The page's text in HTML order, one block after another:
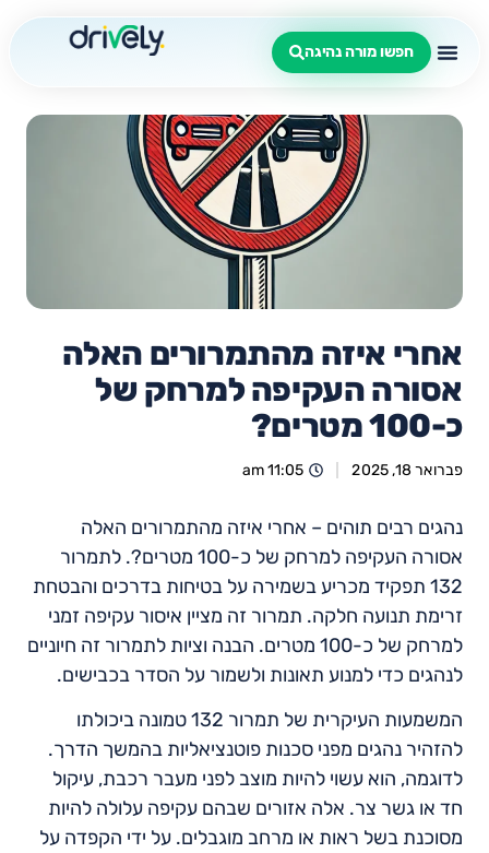
חפשו מורה נהיגה
אחרי איזה מהתמרורים האלה
אסורה העקיפה למרחק של
כ-100 מטרים?
פברואר 18, 2025 11:05 am
נהגים רבים תוהים – אחרי איזה מהתמרורים האלה
אסורה העקיפה למרחק של כ-100 מטרים?. לתמרור
132 תפקיד מכריע בשמירה על בטיחות בדרכים והבטחת
זרימת תנועה חלקה. תמרור זה מציין איסור עקיפה זמני
למרחק של כ-100 מטרים. הבנה וציות לתמרור זה חיוניים
לנהגים כדי למנוע תאונות ולשמור על הסדר בכבישים.
המשמעות העיקרית של תמרור 132 טמונה ביכולתו
להזהיר נהגים מפני סכנות פוטנציאליות בהמשך הדרך.
לדוגמה, הוא עשוי להיות מוצב לפני מעבר רכבת, עיקול
חד או גשר צר. אלה אזורים שבהם עקיפה עלולה להיות
מסוכנת בשל ראות או מרחב מוגבלים. על ידי הקפדה על